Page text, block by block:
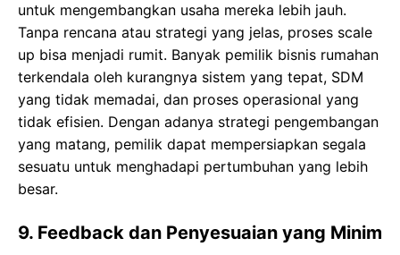
untuk mengembangkan usaha mereka lebih jauh.
Tanpa rencana atau strategi yang jelas, proses scale
up bisa menjadi rumit. Banyak pemilik bisnis rumahan
terkendala oleh kurangnya sistem yang tepat, SDM
yang tidak memadai, dan proses operasional yang
tidak efisien. Dengan adanya strategi pengembangan
yang matang, pemilik dapat mempersiapkan segala
sesuatu untuk menghadapi pertumbuhan yang lebih
besar.
9. Feedback dan Penyesuaian yang Minim